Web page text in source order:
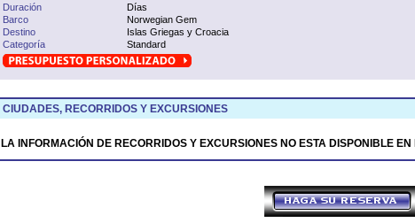
Duración
Días
Barco
Norwegian Gem
Destino
Islas Griegas y Croacia
Categoría
Standard
CIUDADES, RECORRIDOS Y EXCURSIONES
LA INFORMACIÓN DE RECORRIDOS Y EXCURSIONES NO ESTA DISPONIBLE EN